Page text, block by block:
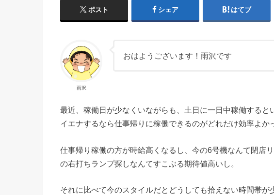
ポスト シェア はてブ
雨沢
おはようございます！雨沢です
最近、稼働日が少なくいながらも、土日に一日中稼働する
イエナするなら仕事帰りに稼働できるのがどれだけ効率よか
仕事帰り稼働の方が時給高くなるし、今の6号機なんて閉店
の右打ちランプ探しなんてすこぶる期待値高いし。
それに比べて今のスタイルだとどうしても拾えない時間帯